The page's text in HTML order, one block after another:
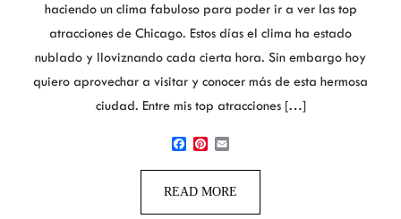
haciendo un clima fabuloso para poder ir a ver las top
atracciones de Chicago. Estos días el clima ha estado
nublado y lloviznando cada cierta hora. Sin embargo hoy
quiero aprovechar a visitar y conocer más de esta hermosa
ciudad. Entre mis top atracciones […]
READ MORE